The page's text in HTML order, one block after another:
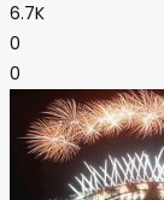
6.7K
0
0